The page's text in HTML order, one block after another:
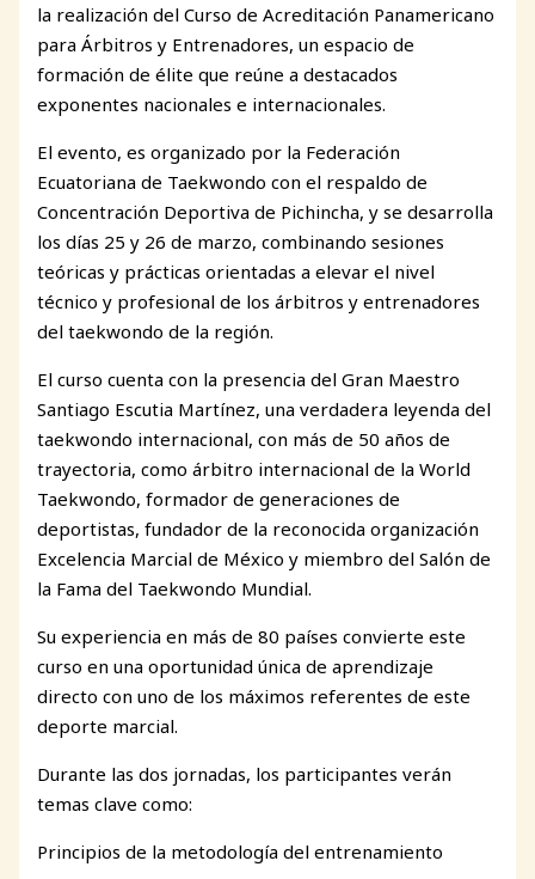
la realización del Curso de Acreditación Panamericano
para Árbitros y Entrenadores, un espacio de
formación de élite que reúne a destacados
exponentes nacionales e internacionales.
El evento, es organizado por la Federación
Ecuatoriana de Taekwondo con el respaldo de
Concentración Deportiva de Pichincha, y se desarrolla
los días 25 y 26 de marzo, combinando sesiones
teóricas y prácticas orientadas a elevar el nivel
técnico y profesional de los árbitros y entrenadores
del taekwondo de la región.
El curso cuenta con la presencia del Gran Maestro
Santiago Escutia Martínez, una verdadera leyenda del
taekwondo internacional, con más de 50 años de
trayectoria, como árbitro internacional de la World
Taekwondo, formador de generaciones de
deportistas, fundador de la reconocida organización
Excelencia Marcial de México y miembro del Salón de
la Fama del Taekwondo Mundial.
Su experiencia en más de 80 países convierte este
curso en una oportunidad única de aprendizaje
directo con uno de los máximos referentes de este
deporte marcial.
Durante las dos jornadas, los participantes verán
temas clave como:
Principios de la metodología del entrenamiento